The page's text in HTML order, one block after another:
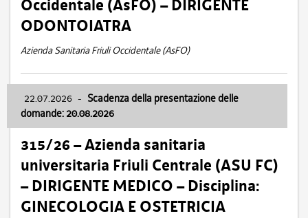
Occidentale (AsFO) – DIRIGENTE
ODONTOIATRA
Azienda Sanitaria Friuli Occidentale (AsFO)
22.07.2026 - Scadenza della presentazione delle
domande: 20.08.2026
315/26 – Azienda sanitaria
universitaria Friuli Centrale (ASU FC)
– DIRIGENTE MEDICO – Disciplina:
GINECOLOGIA E OSTETRICIA